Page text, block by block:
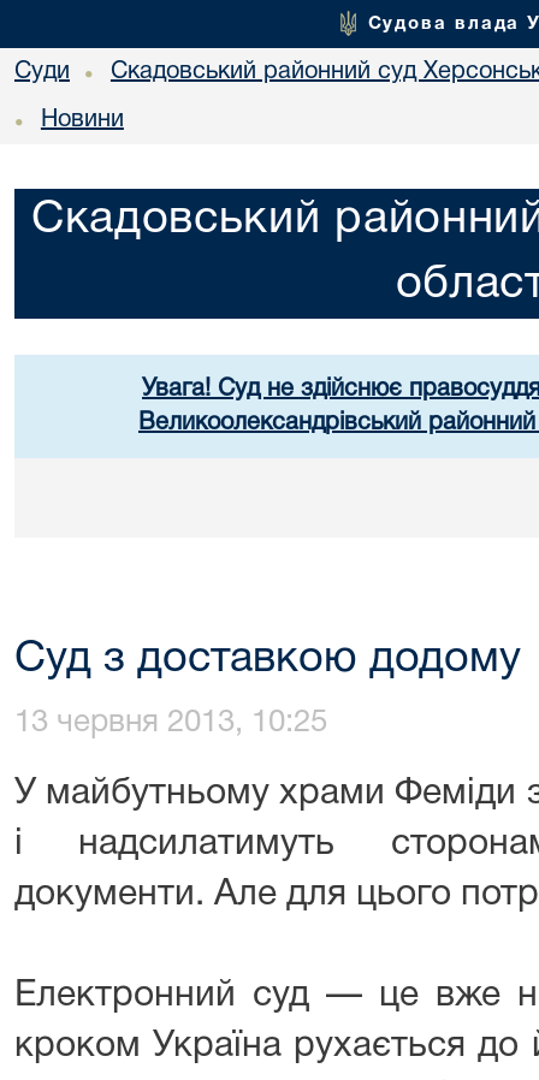
Судова влада
Суди • Скадовський районний суд
• Новини
Скадовський
Увага! Суд не здійснює
Великоолександрівський
Суд з доставкою додому
13 червня 2013, 10:25
У майбутньому храми Феміди
і надсилатимуть
документи. Але для цього
Електронний суд — це вже
кроком Україна рухається